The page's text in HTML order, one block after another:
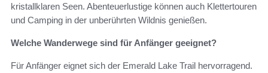
kristallklaren Seen. Abenteuerlustige können auch Klettertouren
und Camping in der unberührten Wildnis genießen.
Welche Wanderwege sind für Anfänger geeignet?
Für Anfänger eignet sich der Emerald Lake Trail hervorragend.